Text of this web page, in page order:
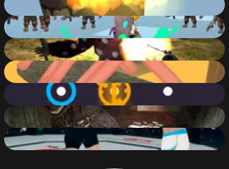
83
Storm City Mafia
78
Slenderclown: Be Afraid Of IT!
84%
Coin Slope
74
%
The Rings
75
Forsake The Rake
85 %
MFS: MMA Fighter
80%